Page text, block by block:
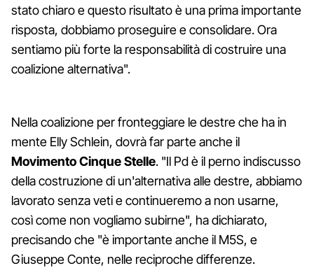
stato chiaro e questo risultato è una prima importante
risposta, dobbiamo proseguire e consolidare. Ora
sentiamo più forte la responsabilità di costruire una
coalizione alternativa".
Nella coalizione per fronteggiare le destre che ha in
mente Elly Schlein, dovrà far parte anche il
Movimento Cinque Stelle. "Il Pd è il perno indiscusso
della costruzione di un'alternativa alle destre, abbiamo
lavorato senza veti e continueremo a non usarne,
così come non vogliamo subirne", ha dichiarato,
precisando che "è importante anche il M5S, e
Giuseppe Conte, nelle reciproche differenze.